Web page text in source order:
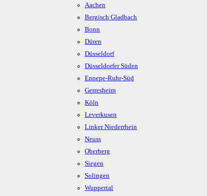
Aachen
Bergisch Gladbach
Bonn
Düren
Düsseldorf
Düsseldorfer Süden
Ennepe-Ruhr-Süd
Gerresheim
Köln
Leverkusen
Linker Niederrhein
Neuss
Oberberg
Siegen
Solingen
Wuppertal